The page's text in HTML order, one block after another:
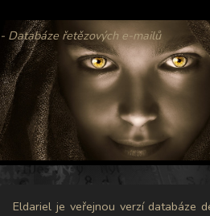
- Databáze řetězových e-mailů
Eldariel je veřejnou verzí databáze